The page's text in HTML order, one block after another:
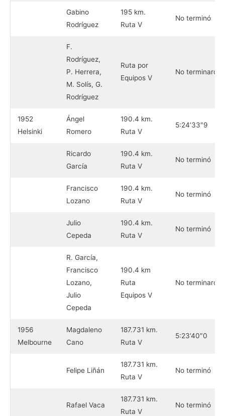
Gabino
Rodríguez
195 km.
Ruta V
No terminó
F.
Rodríguez,
P. Herrera,
M. Solís, G.
Rodríguez
Ruta por
Equipos V
No terminaron
1952
Helsinki
Ángel
Romero
190.4 km.
Ruta V
5:24’33″9
Ricardo
García
190.4 km.
Ruta V
No terminó
Francisco
Lozano
190.4 km.
Ruta V
No terminó
Julio
Cepeda
190.4 km.
Ruta V
No terminó
R. García,
Francisco
Lozano,
Julio
Cepeda
190.4 km
Ruta
Equipos V
No terminaron
1956
Melbourne
Magdaleno
Cano
187.731 km.
Ruta V
5:23’40″0
Felipe Liñán
187.731 km.
Ruta V
No terminó
Rafael Vaca
187.731 km.
Ruta V
No terminó